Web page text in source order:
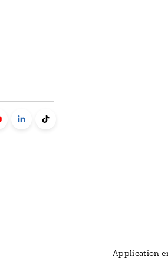
Application